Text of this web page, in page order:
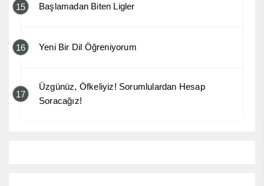
15 Başlamadan Biten Ligler
16 Yeni Bir Dil Öğreniyorum
17
Üzgünüz, Öfkeliyiz! Sorumlulardan Hesap
Soracağız!